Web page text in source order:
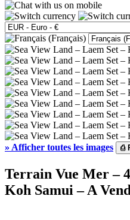
» Afficher toutes les images ⎙
Terrain Vue Mer –
Koh Samui – A